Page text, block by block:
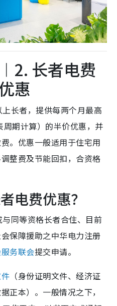
长者电费
惠
长者，提供每两个月最高
期计算）的半价优惠，并
。优惠一般适用于住宅用
整费及节能回扣，合资格
电费优惠？
同等资格长者合住、目前
保障援助之中华电力注册
务联会提交申请。
（身份证明文件、经济证
正本）。一般情况之下，